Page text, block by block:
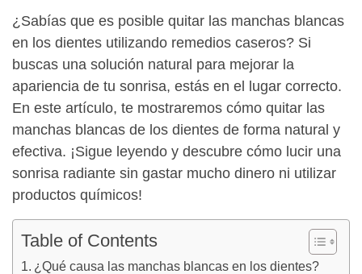
¿Sabías que es posible quitar las manchas blancas
en los dientes utilizando remedios caseros? Si
buscas una solución natural para mejorar la
apariencia de tu sonrisa, estás en el lugar correcto.
En este artículo, te mostraremos cómo quitar las
manchas blancas de los dientes de forma natural y
efectiva. ¡Sigue leyendo y descubre cómo lucir una
sonrisa radiante sin gastar mucho dinero ni utilizar
productos químicos!
Table of Contents
¿Qué causa las manchas blancas en los dientes?